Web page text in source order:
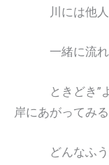
川には他人も
一緒に流れて
ときどき”よど
岸にあがってみる
どんなふうに